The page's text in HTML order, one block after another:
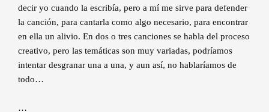
decir yo cuando la escribía, pero a mí me sirve para defender
la canción, para cantarla como algo necesario, para encontrar
en ella un alivio. En dos o tres canciones se habla del proceso
creativo, pero las temáticas son muy variadas, podríamos
intentar desgranar una a una, y aun así, no hablaríamos de
todo…
…